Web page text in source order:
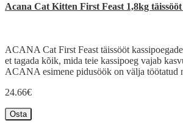
Acana Cat Kitten First Feast 1,8kg
ACANA Cat First Feast täissööt
et tagada kõik, mida teie kassipoeg vajab
ACANA esimene pidusöök on välja töötatud
24.66€
Osta